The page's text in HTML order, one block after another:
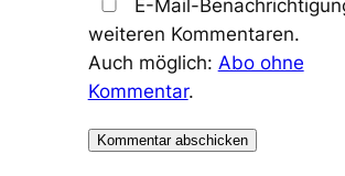
E-Mail-
weiteren Kommentaren.
Auch möglich: Abo ohne
Kommentar.